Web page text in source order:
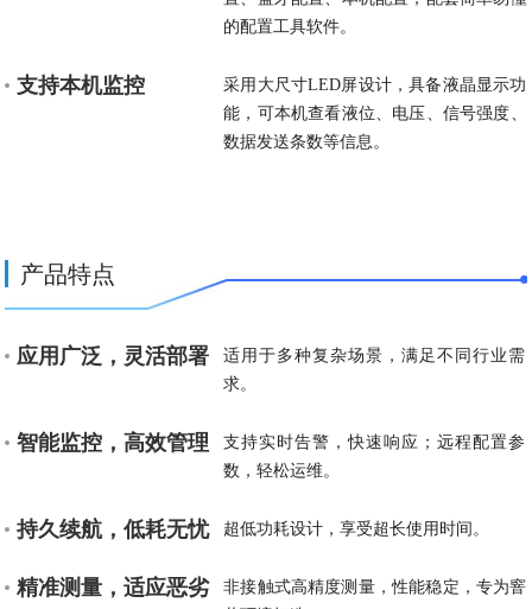
的配置工具软件。
支持本机监控
采用大尺寸LED屏设计，具备液晶显示功
能，可本机查看液位、电压、信号强度、
数据发送条数等信息。
产品特点
应用广泛，灵活部署
适用于多种复杂场景，满足不同行业需
求。
智能监控，高效管理
支持实时告警，快速响应；远程配置参
数，轻松运维。
持久续航，低耗无忧 超低功耗设计，享受超长使用时间。
精准测量，适应恶劣
非接触式高精度测量，性能稳定，专为窨